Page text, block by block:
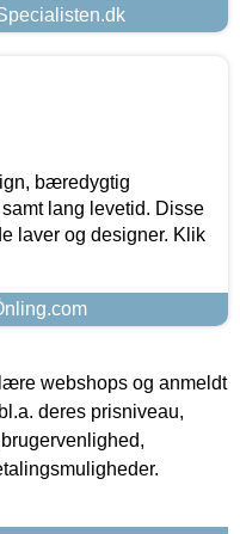
bæredygtig
lang levetid. Disse
laver og designer. Klik
webshops og anmeldt
deres prisniveau,